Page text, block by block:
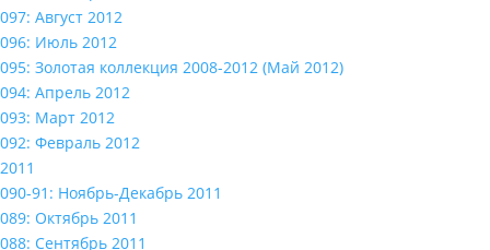
097: Август 2012
096: Июль 2012
095: Золотая коллекция 2008-2012 (Май 2012)
094: Апрель 2012
093: Март 2012
092: Февраль 2012
2011
090-91: Ноябрь-Декабрь 2011
089: Октябрь 2011
088: Сентябрь 2011